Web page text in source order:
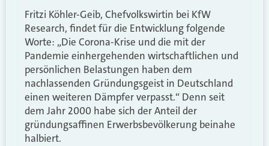
Fritzi Köhler-Geib, Chefvolkswirtin bei KfW
Research, findet für die Entwicklung folgende
Worte: „Die Corona-Krise und die mit der
Pandemie einhergehenden wirtschaftlichen und
persönlichen Belastungen haben dem
nachlassenden Gründungsgeist in Deutschland
einen weiteren Dämpfer verpasst.“ Denn seit
dem Jahr 2000 habe sich der Anteil der
gründungsaffinen Erwerbsbevölkerung beinahe
halbiert.